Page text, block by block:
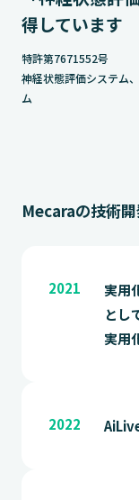
得しています
特許第7671552号
神経状態評価システム
ム
Mecaraの技術
2021
実用
とし
実用
2022